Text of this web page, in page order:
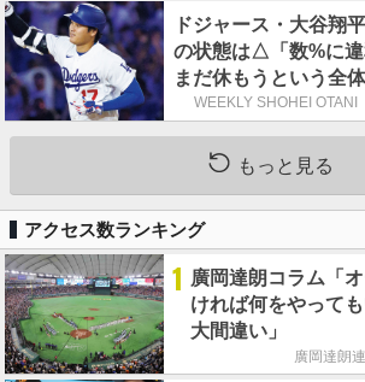
ドジャース・大谷
の状態は△「数%に違
まだ休もうという全
WEEKLY SHOHEI
もっと見る
アクセス数ランキング
1 廣岡達朗コラム「
ければ何をやって
大間違い」
廣岡達朗